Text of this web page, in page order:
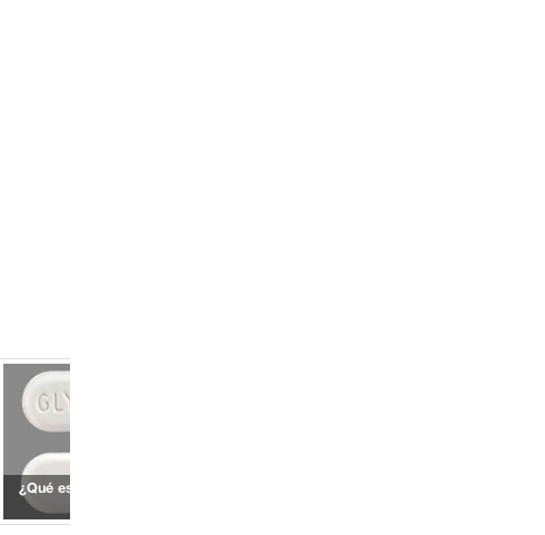
¿Qué es gliburida?